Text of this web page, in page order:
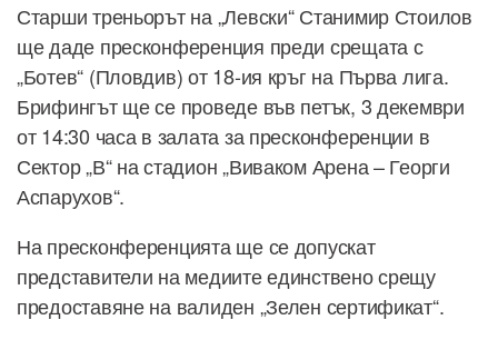
Старши треньорът на „Левски“ Станимир Стоилов
ще даде пресконференция преди срещата с
„Ботев“ (Пловдив) от 18-ия кръг на Първа лига.
Брифингът ще се проведе във петък, 3 декември
от 14:30 часа в залата за пресконференции в
Сектор „В“ на стадион „Виваком Арена – Георги
Аспарухов“.
На пресконференцията ще се допускат
представители на медиите единствено срещу
предоставяне на валиден „Зелен сертификат“.